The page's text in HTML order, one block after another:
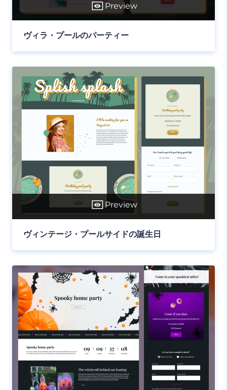
Preview
ヴィラ・プールのパーティー
Preview
ヴィンテージ・プールサイドの誕生日